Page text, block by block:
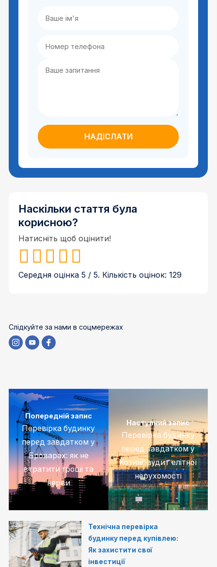
Наскільки стаття була
корисною?
Натисніть щоб оцінити!
Середня оцінка5 / 5. Кількість оцінок:129
Слідкуйте за нами в соцмережах
Попередній запис
Перевірка будинку
перед завдатком у
Броварах: як не
втратити гроші та
нерви
Наступний запис
Перевірка будинку
перед завдатком у
Козині: аудит елітної
нерухомості
Технічна перевірка
будинку перед купівлею:
Як захистити свої
інвестиції